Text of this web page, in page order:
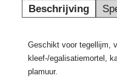
Beschrijving
Geschikt voor tegellijm,
kleef-/egalisatiemortel,
plamuur.